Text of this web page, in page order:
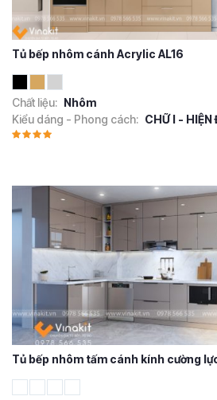
Tủ bếp nhôm cánh Acrylic AL16
Chất liệu: Nhôm
Kiểu dáng - Phong cách: CHỮ I - HIỆN
Tủ bếp nhôm tấm cánh kính cường